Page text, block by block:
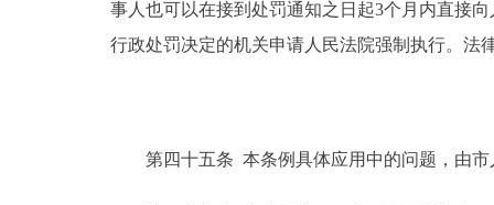
事人也可以在接到处罚通知之日起3个月内直接
行政处罚决定的机关申请人民法院强制执行。法
第四十五条 本条例具体应用中的问题，由市